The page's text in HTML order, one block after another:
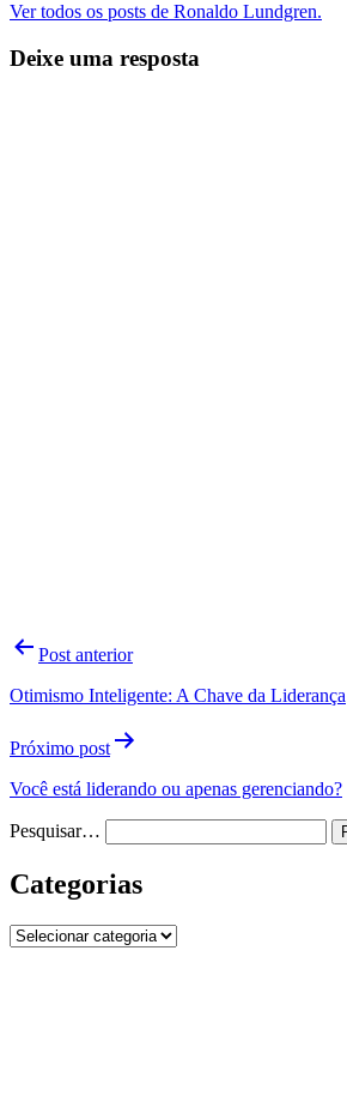
Ver todos os posts de Ronaldo Lundgren.
Deixe uma resposta
Navegação
Post
Post anterior
Otimismo Inteligente: A Chave da Liderança
Próximo post
Você está liderando ou apenas gerenciando?
Pesquisar…
Categorias
Categorias